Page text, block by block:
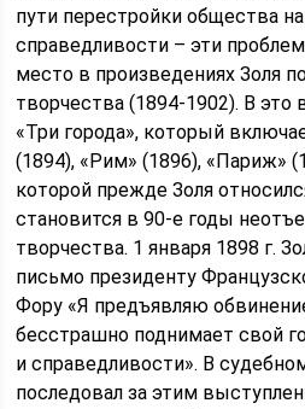
пути перестройки общества
справедливости – эти
место в произведениях Золя
творчества (1894-1902). В это
«Три города», который
(1894), «Рим» (1896), «Париж»
которой прежде Золя
становится в 90-е годы
творчества. 1 января 1898 г.
письмо президенту
Фору «Я предъявляю
бесстрашно поднимает свой
и справедливости». В
последовал за этим